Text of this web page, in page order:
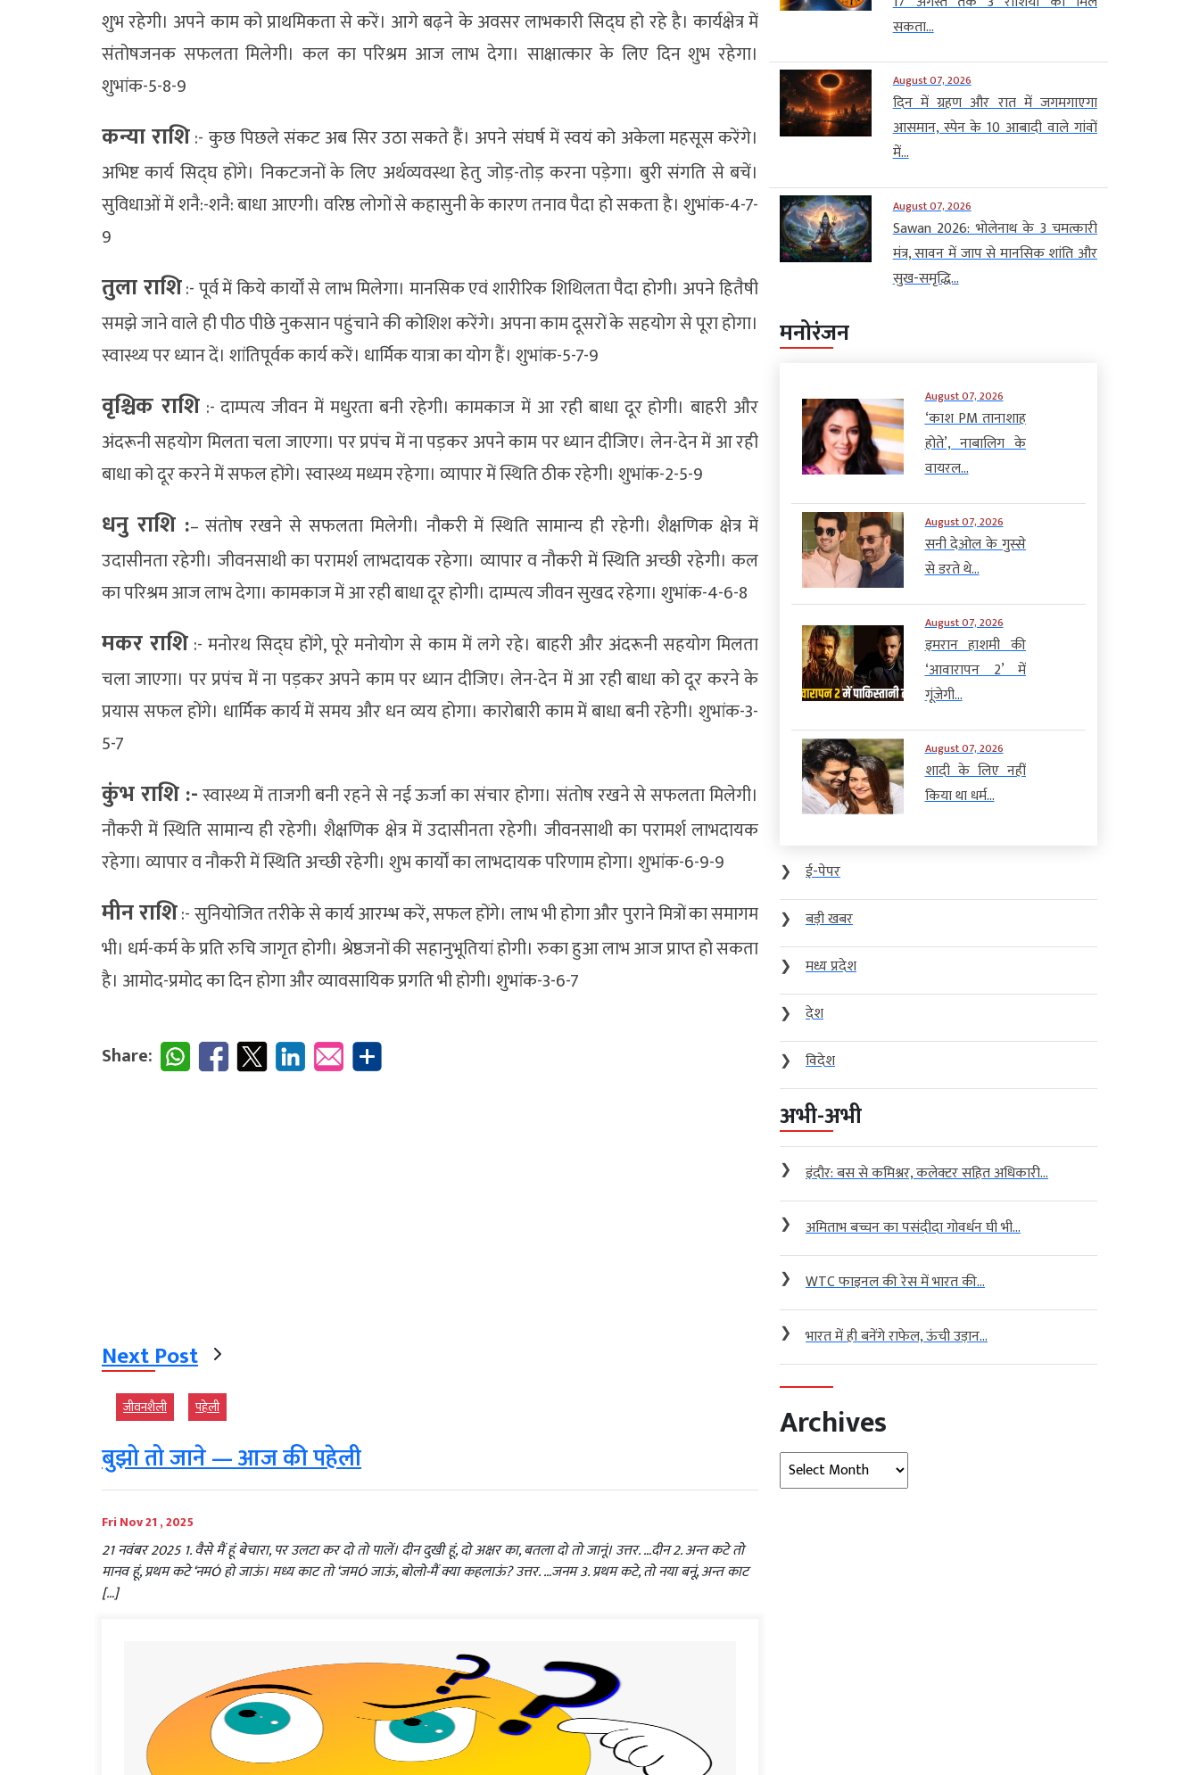
शुभ रहेगी। अपने काम को प्राथमिकता से करें। आगे बढ़ने के अवसर लाभकारी सिद्घ हो रहे है। कार्यक्षेत्र में
संतोषजनक सफलता मिलेगी। कल का परिश्रम आज लाभ देगा। साक्षात्कार के लिए दिन शुभ रहेगा।
शुभांक-5-8-9
कन्या राशि:- कुछ पिछले संकट अब सिर उठा सकते हैं। अपने संघर्ष में स्वयं को अकेला महसूस करेंगे।
अभिष्ट कार्य सिद्घ होंगे। निकटजनों के लिए अर्थव्यवस्था हेतु जोड़-तोड़ करना पड़ेगा। बुरी संगति से बचें।
सुविधाओं में शनै:-शनै: बाधा आएगी। वरिष्ठ लोगों से कहासुनी के कारण तनाव पैदा हो सकता है। शुभांक-4-7-
9
तुला राशि:- पूर्व में किये कार्यों से लाभ मिलेगा। मानसिक एवं शारीरिक शिथिलता पैदा होगी। अपने हितैषी
समझे जाने वाले ही पीठ पीछे नुकसान पहुंचाने की कोशिश करेंगे। अपना काम दूसरों के सहयोग से पूरा होगा।
स्वास्थ्य पर ध्यान दें। शांतिपूर्वक कार्य करें। धार्मिक यात्रा का योग हैं। शुभांक-5-7-9
वृश्चिक राशि:- दाम्पत्य जीवन में मधुरता बनी रहेगी। कामकाज में आ रही बाधा दूर होगी। बाहरी और
अंदरूनी सहयोग मिलता चला जाएगा। पर प्रपंच में ना पड़कर अपने काम पर ध्यान दीजिए। लेन-देन में आ रही
बाधा को दूर करने में सफल होंगे। स्वास्थ्य मध्यम रहेगा। व्यापार में स्थिति ठीक रहेगी। शुभांक-2-5-9
धनु राशि :– संतोष रखने से सफलता मिलेगी। नौकरी में स्थिति सामान्य ही रहेगी। शैक्षणिक क्षेत्र में
उदासीनता रहेगी। जीवनसाथी का परामर्श लाभदायक रहेगा। व्यापार व नौकरी में स्थिति अच्छी रहेगी। कल
का परिश्रम आज लाभ देगा। कामकाज में आ रही बाधा दूर होगी। दाम्पत्य जीवन सुखद रहेगा। शुभांक-4-6-8
मकर राशि :- मनोरथ सिद्घ होंगे, पूरे मनोयोग से काम में लगे रहे। बाहरी और अंदरूनी सहयोग मिलता
चला जाएगा। पर प्रपंच में ना पड़कर अपने काम पर ध्यान दीजिए। लेन-देन में आ रही बाधा को दूर करने के
प्रयास सफल होंगे। धार्मिक कार्य में समय और धन व्यय होगा। कारोबारी काम में बाधा बनी रहेगी। शुभांक-3-
5-7
कुंभ राशि :-स्वास्थ्य में ताजगी बनी रहने से नई ऊर्जा का संचार होगा। संतोष रखने से सफलता मिलेगी।
नौकरी में स्थिति सामान्य ही रहेगी। शैक्षणिक क्षेत्र में उदासीनता रहेगी। जीवनसाथी का परामर्श लाभदायक
रहेगा। व्यापार व नौकरी में स्थिति अच्छी रहेगी। शुभ कार्यों का लाभदायक परिणाम होगा। शुभांक-6-9-9
मीन राशि:- सुनियोजित तरीके से कार्य आरम्भ करें, सफल होंगे। लाभ भी होगा और पुराने मित्रों का समागम
भी। धर्म-कर्म के प्रति रुचि जागृत होगी। श्रेष्ठजनों की सहानुभूतियां होगी। रुका हुआ लाभ आज प्राप्त हो सकता
है। आमोद-प्रमोद का दिन होगा और व्यावसायिक प्रगति भी होगी। शुभांक-3-6-7
Share:
Next Post
जीवनशैली पहेली
बुझो तो जाने — आज की पहेली
Fri Nov 21 , 2025
21 नवंबर 2025 1. वैसे मैं हूं बेचारा, पर उलटा कर दो तो पालें। दीन दुखी हूं, दो अक्षर का, बतला दो तो जानूं। उत्तर. …दीन 2. अन्त कटे तो
मानव हूं, प्रथम कटे ‘नमÓ हो जाऊं। मध्य काट तो ‘जमÓ जाऊं, बोलो-मैं क्या कहलाऊं? उत्तर. …जनम 3. प्रथम कटे, तो नया बनूं, अन्त काट
[…]
सकता...
August 07, 2026
दिन में ग्रहण और रात में जगमगाएगा
आसमान, स्पेन के 10 आबादी वाले गांवों
में...
August 07, 2026
Sawan 2026: भोलेनाथ के 3 चमत्कारी
मंत्र, सावन में जाप से मानसिक शांति और
सुख-समृद्धि...
मनोरंजन
August 07, 2026
‘काश PM तानाशाह
होते’, नाबालिग के
वायरल...
August 07, 2026
सनी देओल के गुस्से
से डरते थे...
August 07, 2026
इमरान हाशमी की
‘आवारापन 2’ में
गूंजेगी...
August 07, 2026
शादी के लिए नहीं
किया था धर्म...
❯
ई-पेपर
❯
बड़ी खबर
❯
मध्य प्रदेश
❯
देश
❯
विदेश
अभी-अभी
❯ इंदौर: बस से कमिश्नर, कलेक्टर सहित अधिकारी...
❯ अमिताभ बच्चन का पसंदीदा गोवर्धन घी भी...
❯ WTC फाइनल की रेस में भारत की...
❯ भारत में ही बनेंगे राफेल, ऊंची उड़ान...
Archives
Archives